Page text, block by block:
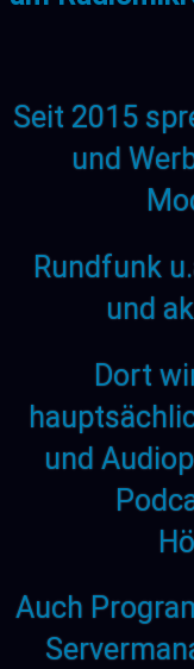
Seit 2015
und
Rundfunk
und
Dort
und
Auch